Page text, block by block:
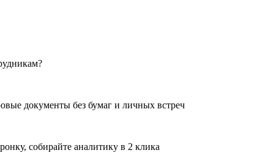
документы без бумаг и личных встреч
собирайте аналитику в 2 клика